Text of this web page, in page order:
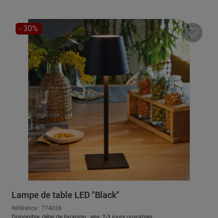
RÉDUCTION
- 30%
Lampe de table LED "Black"
Référence : 774056